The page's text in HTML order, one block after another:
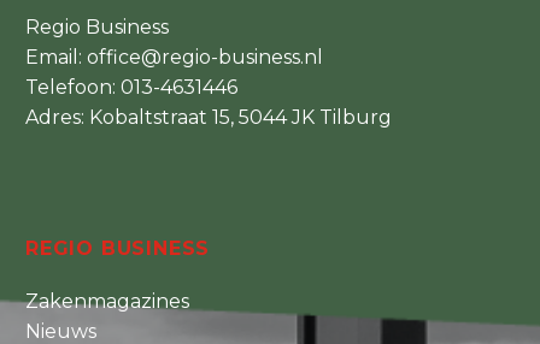
Regio Business
Email: office@regio-business.nl
Telefoon: 013-4631446
Adres: Kobaltstraat 15, 5044 JK Tilburg
REGIO BUSINESS
Zakenmagazines
Nieuws